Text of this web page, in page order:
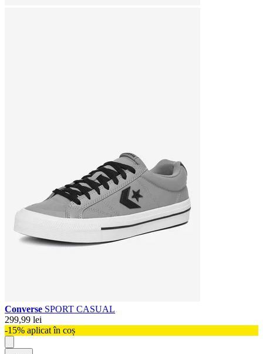
Converse SPORT CASUAL
299,99 lei
-15% aplicat în coș